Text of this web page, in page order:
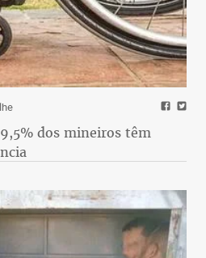
dos mineiros têm